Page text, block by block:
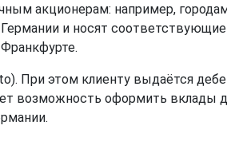
акционерам: например,
и носят соответствующие
При этом клиенту выдаётся
возможность оформить вклады